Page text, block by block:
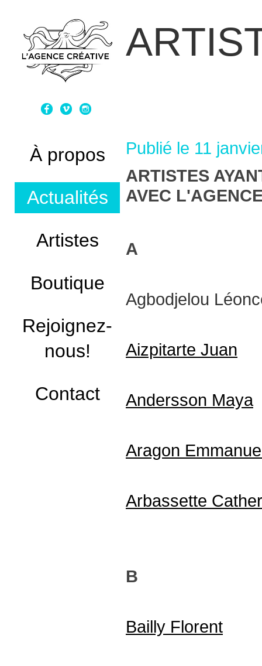
À propos
Actualités
Artistes
Boutique
Rejoignez-
nous!
Contact
Publié le 11
ARTISTES
AVEC
A
Agbodjelou
Aizpitarte Juan
Andersson Maya
Aragon
Arbassette
B
Bailly Florent